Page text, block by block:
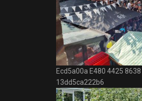
Ecd5a00a E480 4425 8638
13dd5ca222b6